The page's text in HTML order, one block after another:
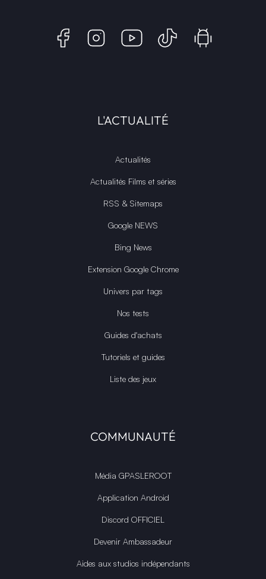
L'ACTUALITÉ
Actualités
Actualités Films et séries
RSS & Sitemaps
Google NEWS
Bing News
Extension Google Chrome
Univers par tags
Nos tests
Guides d'achats
Tutoriels et guides
Liste des jeux
COMMUNAUTÉ
Média GPASLEROOT
Application Android
Discord OFFICIEL
Devenir Ambassadeur
Aides aux studios indépendants